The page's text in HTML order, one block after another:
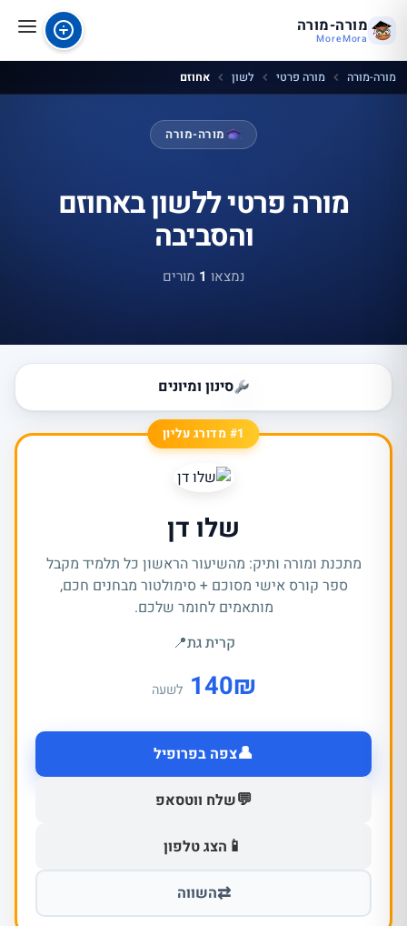
מורה-מורה
MoreMora
מורה-מורה מורה פרטי לשון אחוזם
מורה-מורה
מורה פרטי ללשון באחוזם
והסביבה
נמצאו 1 מורים
סינון ומיונים
#1 מדורג עליון
שלו דן
מתכנת ומורה ותיק: מהשיעור הראשון כל תלמיד מקבל
ספר קורס אישי מסוכם + סימולטור מבחנים חכם,
מותאמים לחומר שלכם.
קרית גת📍
₪
140 לשעה
👤צפה בפרופיל
💬שלח ווטסאפ
📱 הצג טלפון
⇄השווה